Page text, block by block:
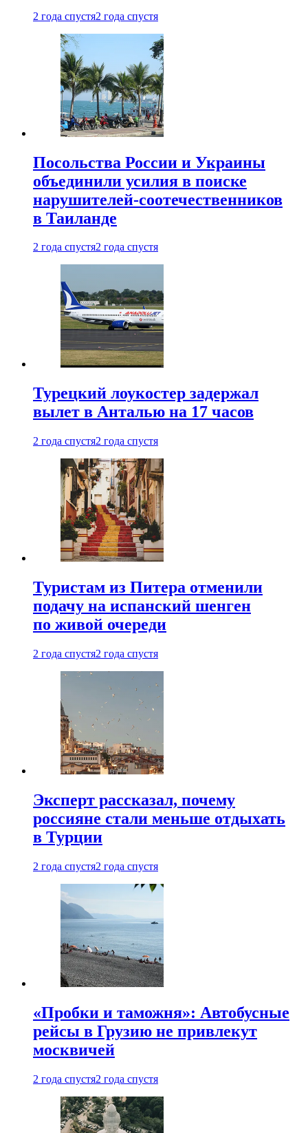
2 года спустя2 года спустя
Посольства России и Украины
объединили усилия в поиске
нарушителей-соотечественников
в Таиланде
2 года спустя2 года спустя
Турецкий лоукостер задержал
вылет в Анталью на 17 часов
2 года спустя2 года спустя
Туристам из Питера отменили
подачу на испанский шенген
по живой очереди
2 года спустя2 года спустя
Эксперт рассказал, почему
россияне стали меньше отдыхать
в Турции
2 года спустя2 года спустя
«Пробки и таможня»: Автобусные
рейсы в Грузию не привлекут
москвичей
2 года спустя2 года спустя